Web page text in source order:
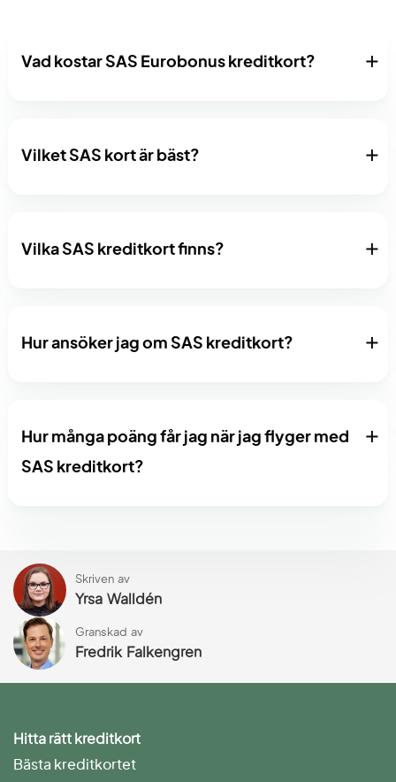
Vad kostar SAS Eurobonus kreditkort?
Vilket SAS kort är bäst?
Vilka SAS kreditkort finns?
Hur ansöker jag om SAS kreditkort?
Hur många poäng får jag när jag flyger med
SAS kreditkort?
Skriven av
Yrsa Walldén
Granskad av
Fredrik Falkengren
Hitta rätt kreditkort
Bästa kreditkortet